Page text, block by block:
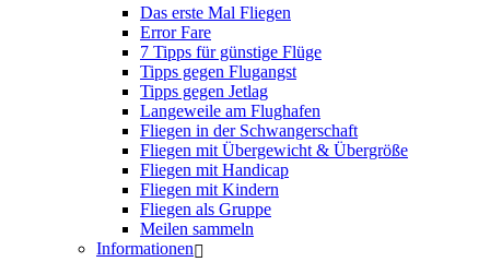
Das erste Mal Fliegen
Error Fare
7 Tipps für günstige Flüge
Tipps gegen Flugangst
Tipps gegen Jetlag
Langeweile am Flughafen
Fliegen in der Schwangerschaft
Fliegen mit Übergewicht & Übergröße
Fliegen mit Handicap
Fliegen mit Kindern
Fliegen als Gruppe
Meilen sammeln
Informationen